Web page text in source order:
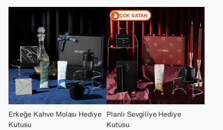
Erkeğe Kahve Molası Hediye
Kutusu
Planlı Sevgiliye Hediye
Kutusu
ÇOK SATAN